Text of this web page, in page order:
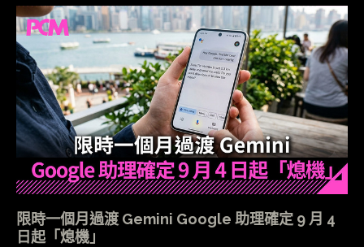
限時一個月過渡 Gemini Google 助理確定 9 月 4
日起「熄機」